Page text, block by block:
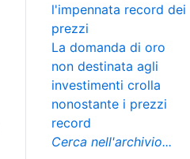
l'impennata record dei
prezzi
La domanda di oro
non destinata agli
investimenti crolla
nonostante i prezzi
record
Cerca nell'archivio...